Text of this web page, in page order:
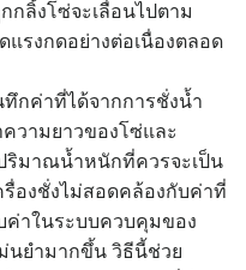
กลิ้งโซ่จะเลื่อนไปตาม
แรงกดอย่างต่อเนื่องตลอด
กค่าที่ได้จากการชั่งน้ำ
วามยาวของโซ่และ
ริมาณน้ำหนักที่ควรจะเป็น
รื่องชั่งไม่สอดคล้องกับค่าที่
ค่าในระบบควบคุมของ
นยำมากขึ้น วิธีนี้ช่วย